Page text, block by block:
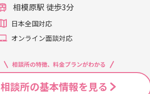
相模原駅 徒歩3分
日本全国対応
オンライン面談対応
相談所の特徴、料金プランがわかる
相談所の基本情報を見る